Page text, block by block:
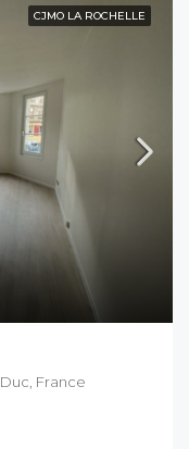
CJMO LA ROCHELLE
France